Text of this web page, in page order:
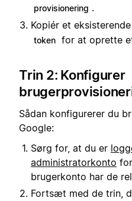
provisionering .
Kopiér et
token for at oprette
Trin 2: Konfigurer
Sådan konfigurerer du
Google:
Sørg for, at du er
administratorkonto
brugerkonto har de
Fortsæt med de trin,